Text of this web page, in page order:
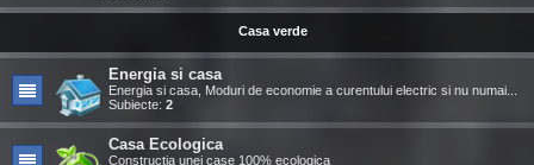
Casa verde
Energia si casa
Energia si casa, Moduri de economie a curentului electric si nu numai...
Subiecte: 2
Casa Ecologica
Constructia unei case 100% ecologica